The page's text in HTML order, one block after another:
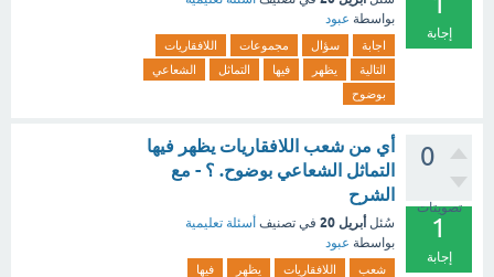
إجابة
بواسطة عبود
اجابة سؤال مجموعات
اللافقاريات
التالية
يظهر فيها التماثل
الشعاعي
بوضوح
0
تصويتات
1
إجابة
أي من شعب اللافقاريات يظهر فيها
التماثل الشعاعي بوضوح. ؟ - مع
الشرح
سُئل أبريل 20 في تصنيف أسئلة تعليمية
بواسطة عبود
شعب اللافقاريات يظهر
فيها